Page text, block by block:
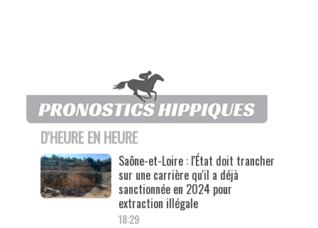
D'HEURE EN HEURE
Saône-et-Loire : l'État doit trancher
sur une carrière qu'il a déjà
sanctionnée en 2024 pour
extraction illégale
18:29